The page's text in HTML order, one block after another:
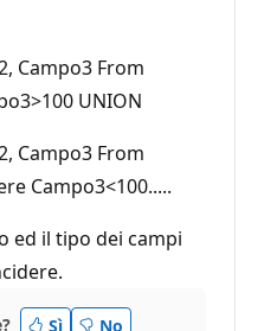
Campo3 From
UNION
Campo3 From
Campo3<100.....
ed il tipo dei campi
Sì No